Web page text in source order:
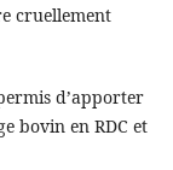
cruellement
d’apporter
bovin en RDC et